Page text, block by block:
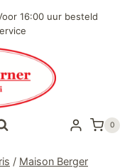
16:00 uur besteld
0
/ Maison Berger